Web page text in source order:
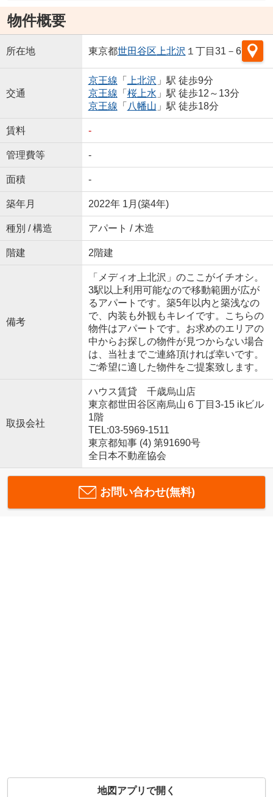
物件概要
所在地 東京都世田谷区 上北沢 １丁目31－6
交通
京王線 「 上北沢 」駅 徒歩9分
京王線 「 桜上水 」駅 徒歩12～13分
京王線 「 八幡山 」駅 徒歩18分
賃料 -
管理費等 -
面積 -
築年月 2022年 1月(築4年)
種別 / 構造 アパート / 木造
階建 2階建
備考
「メディオ上北沢」のここがイチオシ。
3駅以上利用可能なので移動範囲が広が
るアパートです。築5年以内と築浅なの
で、内装も外観もキレイです。こちらの
物件はアパートです。お求めのエリアの
中からお探しの物件が見つからない場合
は、当社までご連絡頂ければ幸いです。
ご希望に適した物件をご提案致します。
取扱会社
ハウス賃貸 千歳烏山店
東京都世田谷区南烏山６丁目3-15 ikビル
1階
TEL:03-5969-1511
東京都知事 (4) 第91690号
全日本不動産協会
お問い合わせ(無料)
地図アプリで開く